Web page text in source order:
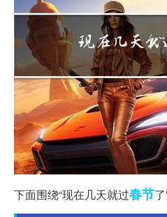
下面围绕“现在几天就过春节